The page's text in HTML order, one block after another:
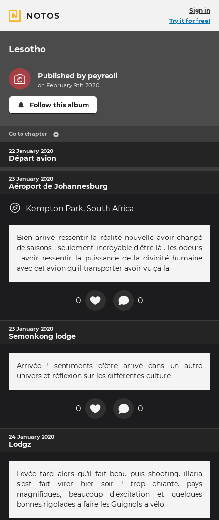
NOTOS
Sign in
Try it for free!
Lesotho
Published by peyreoli
on February 9th 2020
Follow this album
Go to chapter
22 January 2020
Départ avion
23 January 2020
Aéroport de Johannesburg
Kempton Park, South Africa
Bien arrivé ressentir la réalité nouvelle avoir changé
de saisons . seulement incroyable d'être là . les odeurs
. avoir ressentir la puissance de la divinité humaine
avec cet avion qu'il transporter avoir vu ça la
0 0
23 January 2020
Semonkong lodge
Arrivée ! sentiments d'être arrivé dans un autre
univers et réflexion sur les différentes culture
0 0
24 January 2020
Lodgz
Levée tard alors qu'il fait beau puis shooting. illaria
s'est fait virer hier soir ! trop chiante. pays
magnifiques, beaucoup d'excitation et quelques
bonnes rigolades a faire les Guignols a vélo.